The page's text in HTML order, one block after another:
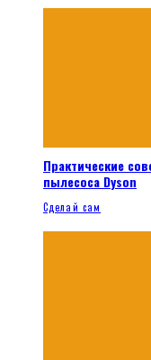
Практические
пылесоса Dyson
Сделай сам